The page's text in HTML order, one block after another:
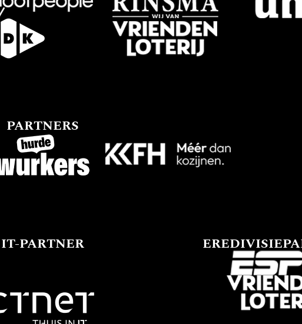
PARTNERS
IT-PARTNER